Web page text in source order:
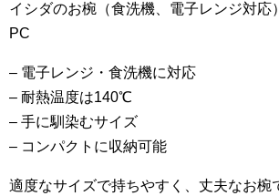
イシダのお椀（食洗機、電子レンジ対応
PC
– 電子レンジ・食洗機に対応
– 耐熱温度は140℃
– 手に馴染むサイズ
– コンパクトに収納可能
適度なサイズで持ちやすく、丈夫なお椀